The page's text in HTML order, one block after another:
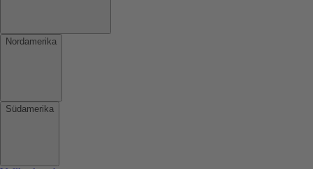
Nordamerika
Südamerika